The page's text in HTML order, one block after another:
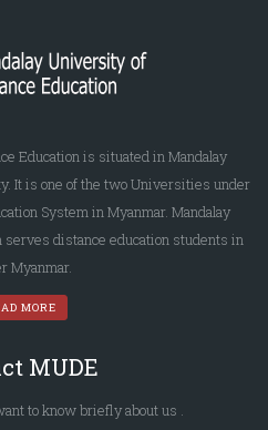
Education is situated in Mandalay
It is one of the two Universities under
System in Myanmar. Mandalay
distance education students in
Myanmar.
MORE
MUDE
to know brieflyabout us